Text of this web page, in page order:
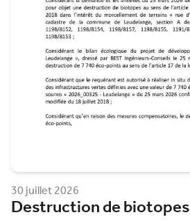
30 juillet 2026
Destruction de biotopes